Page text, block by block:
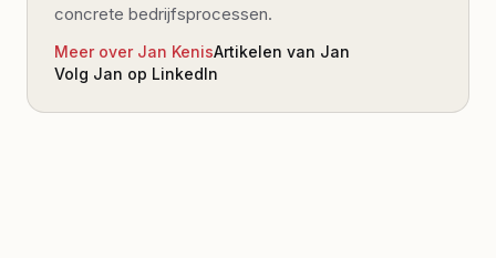
concrete bedrijfsprocessen.
Meer over Jan KenisArtikelen van Jan
Volg Jan op LinkedIn